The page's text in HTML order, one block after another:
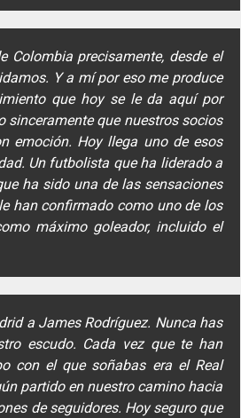
precisamente, desde el
Y a mí por eso me produce
que hoy se le da aquí por
sinceramente que nuestros socios
emoción. Hoy llega uno de esos
Un futbolista que ha liderado a
ha sido una de las sensaciones
han confirmado como uno de los
máximo goleador, incluido el
a James Rodríguez. Nunca has
escudo. Cada vez que te han
con el que soñabas era el Real
partido en nuestro camino hacia
de seguidores. Hoy seguro que